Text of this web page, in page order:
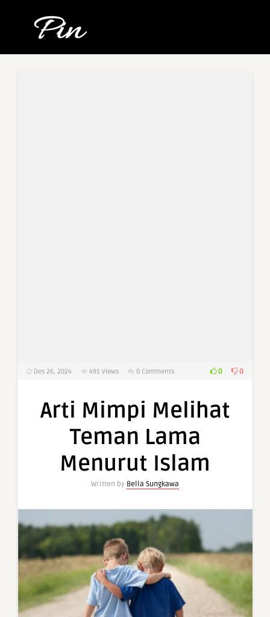
Des 26, 2024 491 Views 0 Comments 0 0
Arti Mimpi Melihat
Teman Lama
Menurut Islam
Written by Bella Sungkawa